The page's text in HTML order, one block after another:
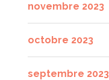
novembre 2023
octobre 2023
septembre 2023